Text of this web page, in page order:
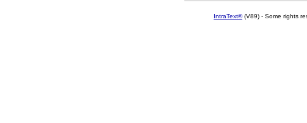
IntraText®(V89) - Some rights